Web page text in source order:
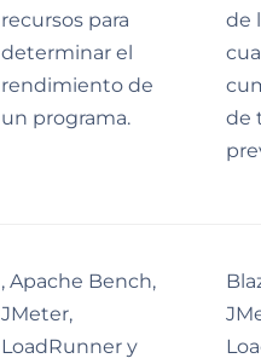
recursos para
determinar el
rendimiento de
un programa.
de
de
, Apache Bench,
JMeter,
LoadRunner y